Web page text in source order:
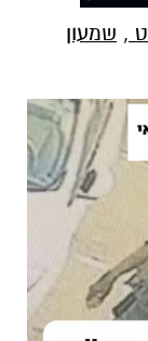
, שמעון